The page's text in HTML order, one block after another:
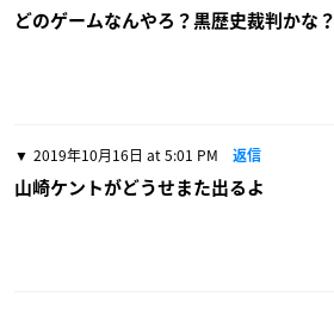
どのゲームなんやろ？黒歴史裁判かな？
2019年10月16日 at 5:01 PM 返信
山崎ケントがどうせまた出るよ